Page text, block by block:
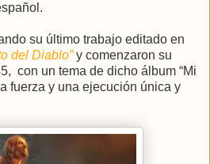
su último trabajo editado en
del Diablo”y comenzaron su
con un tema de dicho álbum “Mi
fuerza y una ejecución única y